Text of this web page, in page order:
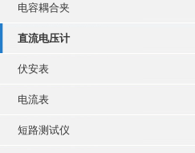
电容耦合夹
直流电压计
伏安表
电流表
短路测试仪